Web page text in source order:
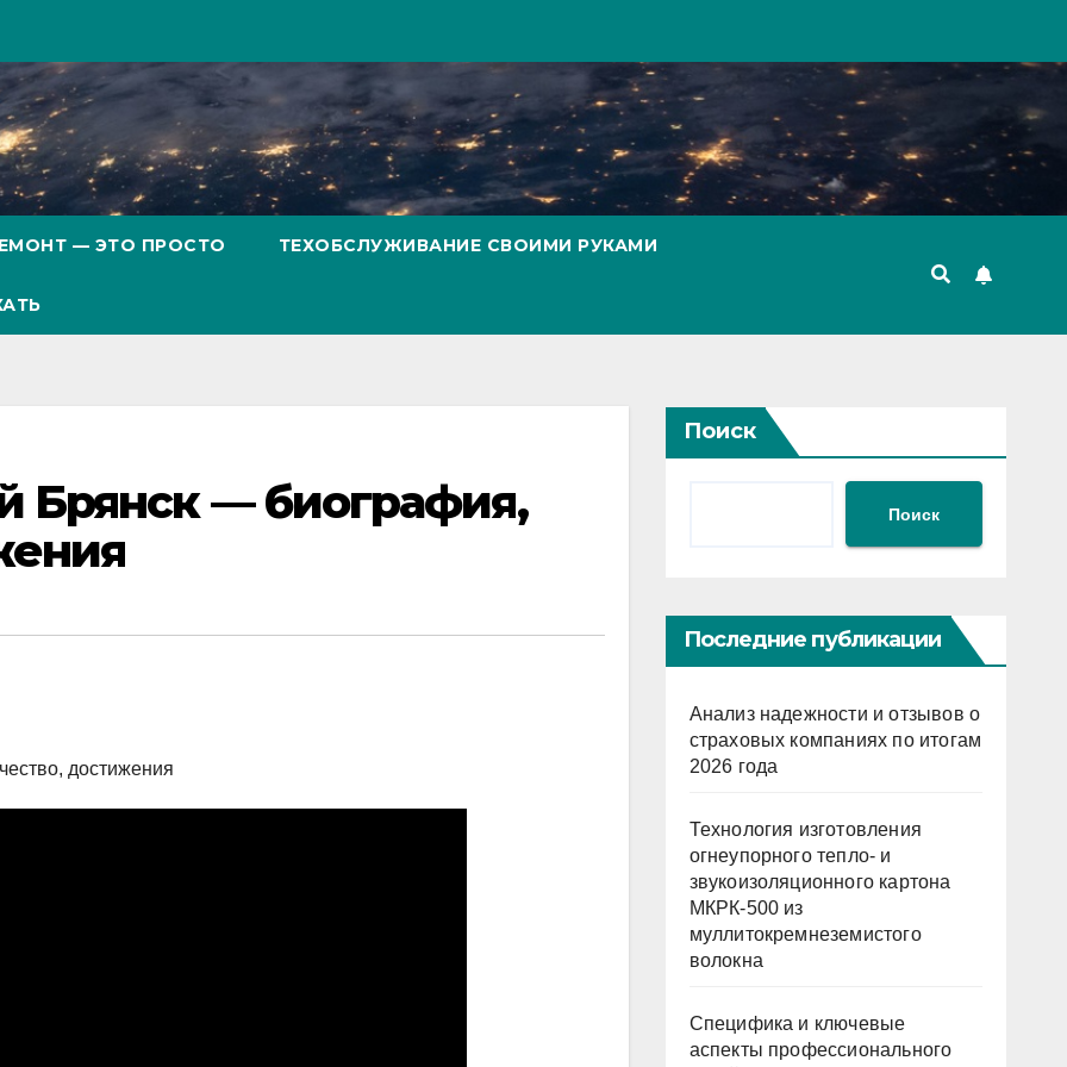
— ЭТО ПРОСТО ТЕХОБСЛУЖИВАНИЕ СВОИМИ РУКАМИ
Брянск — биография,
Поиск
Поиск
Последние публикации
Анализ надежности и отзывов о
страховых компаниях по итогам
2026 года
Технология изготовления
огнеупорного тепло- и
звукоизоляционного картона
МКРК-500 из
муллитокремнеземистого
волокна
Специфика и ключевые
аспекты профессионального